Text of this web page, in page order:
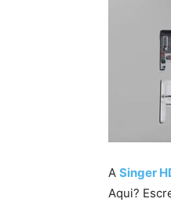
A Singer
Aqui?